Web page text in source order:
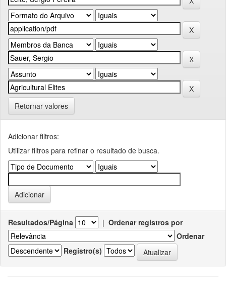
Retornar valores
Adicionar filtros:
Utilizar filtros para refinar o resultado de busca.
Resultados/Página | Ordenar registros por
Ordenar
Registro(s)